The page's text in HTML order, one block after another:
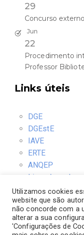
29
Concurso
Jun
22
Procedimento
Professor
Links úteis
DGE
DGEstE
IAVE
ERTE
ANQEP
Livro de
Contactos
Rua D. Ernesto
Utilizamos cookies
website que são
não concorde com a
alterar a sua
'Configurações de